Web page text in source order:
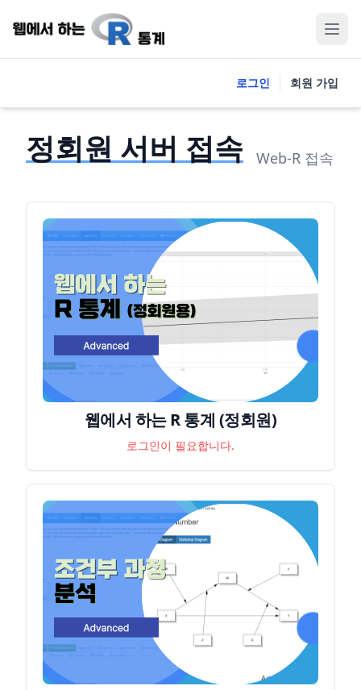
로그인 회원 가입
정회원 서버 접속 Web-R 접속
웹에서 하는 R 통계 (정회원)
로그인이 필요합니다.